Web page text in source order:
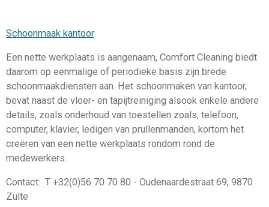
Schoonmaak kantoor
Een nette werkplaats is aangenaam, Comfort Cleaning biedt
daarom op eenmalige of periodieke basis zijn brede
schoonmaakdiensten aan. Het schoonmaken van kantoor,
bevat naast de vloer- en tapijtreiniging alsook enkele andere
details, zoals onderhoud van toestellen zoals, telefoon,
computer, klavier, ledigen van prullenmanden, kortom het
creëren van een nette werkplaats rondom rond de
medewerkers.
Contact: T +32(0)56 70 70 80 - Oudenaardestraat 69, 9870
Zulte